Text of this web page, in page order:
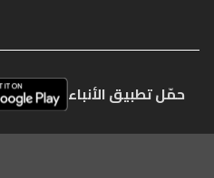
حمّل تطبيق الأنباء